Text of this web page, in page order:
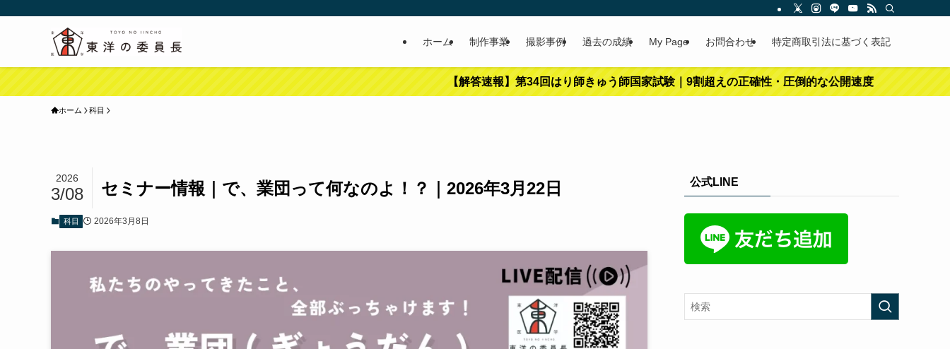
ホーム 制作事業 撮影事例 過去の成績 My Page お問合わせ 特定商取引法に基づく表記
【解答速報】第34回はり師きゅう師国家試験｜9割超えの正確性・圧倒的な公開速度
ホーム 科目
セミナー情報｜で、業団って何なのよ！？｜2026年3月22日
2026
3/08
科目 2026年3月8日
公式LINE